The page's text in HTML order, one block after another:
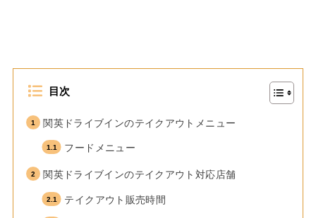
目次
関英ドライブインのテイクアウトメニュー
フードメニュー
関英ドライブインのテイクアウト対応店舗
テイクアウト販売時間